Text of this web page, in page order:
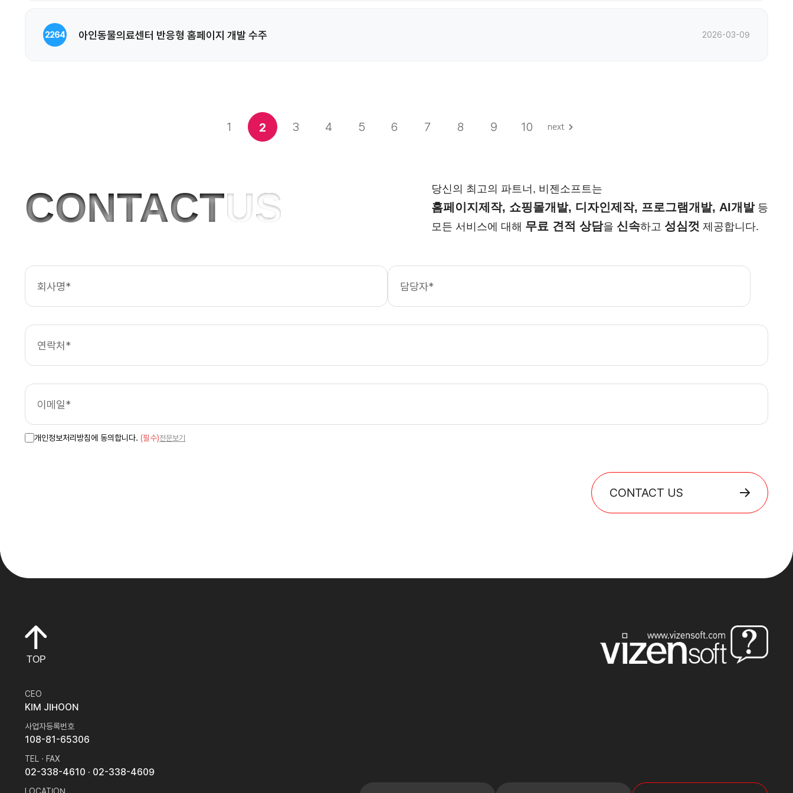
2264 아인동물의료센터 반응형 홈페이지 개발 수주 2026-03-09
1 2 3 4 5 6 7 8 9 10
CONTACTUS 당신의 최고의 파트너, 비젠소프트는
홈페이지제작, 쇼핑몰개발, 디자인제작, 프로그램개발, AI개발등
모든 서비스에 대해 무료 견적 상담을 신속하고 성심껏 제공합니다.
개인정보처리방침에 동의합니다. (필수)전문보기
CONTACT US
TOP
CEO
KIM JIHOON
사업자등록번호
108-81-65306
TEL · FAX
02-338-4610 · 02-338-4609